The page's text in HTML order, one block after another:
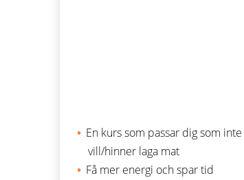
En kurs som passar dig som inte
vill/hinner laga mat
Få mer energi och spar tid